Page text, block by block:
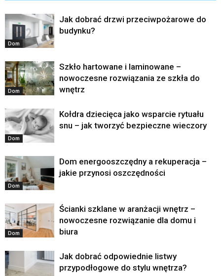
Dom
Jak dobrać drzwi przeciwpożarowe do
budynku?
Dom
Szkło hartowane i laminowane –
nowoczesne rozwiązania ze szkła do
wnętrz
Dom
Kołdra dziecięca jako wsparcie rytuału
snu – jak tworzyć bezpieczne wieczory
Dom
Dom energooszczędny a rekuperacja –
jakie przynosi oszczędności
Dom
Ścianki szklane w aranżacji wnętrz –
nowoczesne rozwiązanie dla domu i
biura
Jak dobrać odpowiednie listwy
przypodłogowe do stylu wnętrza?